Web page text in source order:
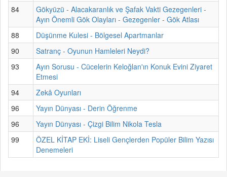
84
Gökyüzü - Alacakaranlık ve Şafak Vakti Gezegenleri -
Ayın Önemli Gök Olayları - Gezegenler - Gök Atlası
88
Düşünme Kulesi - Bölgesel Apartmanlar
90
Satranç - Oyunun Hamleleri Neydi?
93
Ayın Sorusu - Cücelerin Keloğlan'ın Konuk Evini Ziyaret
Etmesi
94
Zekâ Oyunları
96
Yayın Dünyası - Derin Öğrenme
96
Yayın Dünyası - Çizgi Bilim Nikola Tesla
99
ÖZEL KİTAP EKİ: Liseli Gençlerden Popüler Bilim Yazısı
Denemeleri